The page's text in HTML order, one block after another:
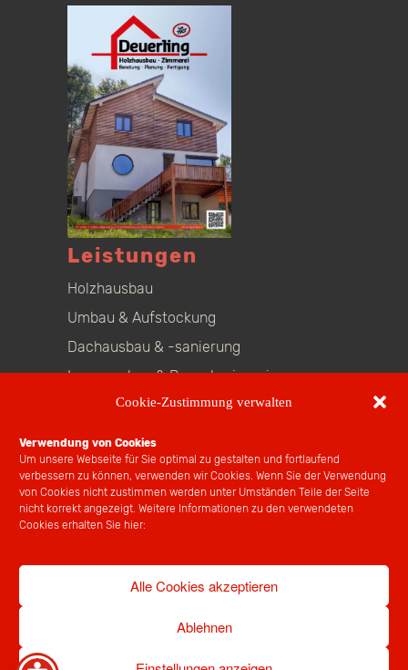
Cookie-Zustimmung verwalten
Verwendung von Cookies
Um unsere Webseite für Sie optimal zu gestalten und fortlaufend
verbessern zu können, verwenden wir Cookies. Wenn Sie der Verwendung
von Cookies nicht zustimmen werden unter Umständen Teile der Seite
nicht korrekt angezeigt. Weitere Informationen zu den verwendeten
Cookies erhalten Sie hier:
Alle Cookies akzeptieren
Ablehnen
Leistungen
Holzhausbau
Umbau & Aufstockung
Dachausbau & -sanierung
Innenausbau & Bauschreinerei
Beratung
Kranverleih
Bauplätze
Social
Youtube
Instagram